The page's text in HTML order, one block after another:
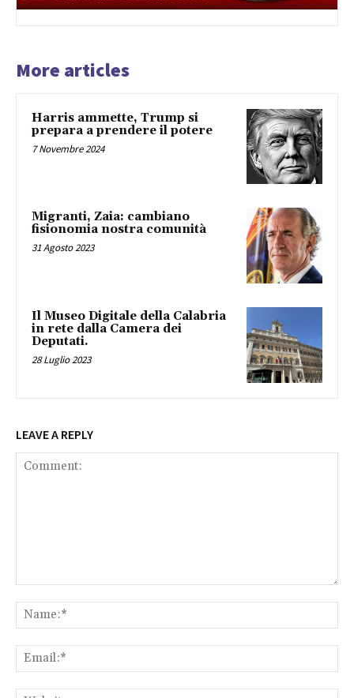
More articles
Harris ammette, Trump si
prepara a prendere il potere
7 Novembre 2024
Migranti, Zaia: cambiano
fisionomia nostra comunità
31 Agosto 2023
Il Museo Digitale della Calabria
in rete dalla Camera dei
Deputati.
28 Luglio 2023
LEAVE A REPLY